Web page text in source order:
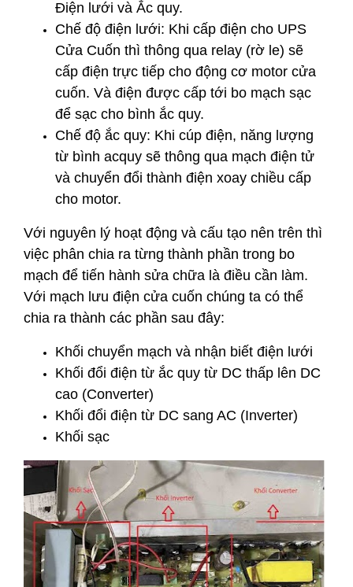
Điện lưới và Ắc quy.
Chế độ điện lưới: Khi cấp điện cho UPS
Cửa Cuốn thì thông qua relay (rờ le) sẽ
cấp điện trực tiếp cho động cơ motor cửa
cuốn. Và điện được cấp tới bo mạch sạc
để sạc cho bình ắc quy.
Chế độ ắc quy: Khi cúp điện, năng lượng
từ bình acquy sẽ thông qua mạch điện tử
và chuyển đổi thành điện xoay chiều cấp
cho motor.
Với nguyên lý hoạt động và cấu tạo nên trên thì
việc phân chia ra từng thành phần trong bo
mạch để tiến hành sửa chữa là điều cần làm.
Với mạch lưu điện cửa cuốn chúng ta có thể
chia ra thành các phần sau đây:
Khối chuyển mạch và nhận biết điện lưới
Khối đổi điện từ ắc quy từ DC thấp lên DC
cao (Converter)
Khối đổi điện từ DC sang AC (Inverter)
Khối sạc